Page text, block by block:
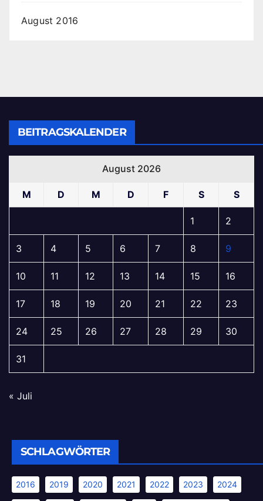
August 2016
BEITRAGSKALENDER
August 2026
M D M D F S S
1 2
3 4 5 6 7 8 9
10 11 12 13 14 15 16
17 18 19 20 21 22 23
24 25 26 27 28 29 30
31
« Juli
SCHLAGWÖRTER
2016 2019 2020 2021 2022 2023 2024